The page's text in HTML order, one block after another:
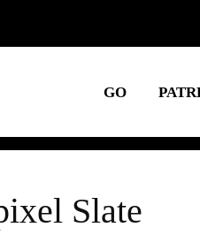
GO
Slate